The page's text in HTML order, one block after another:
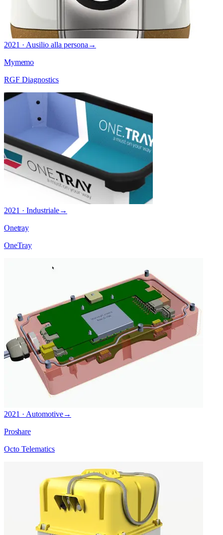
2021 · Ausilio alla persona →
Mymemo
RGF Diagnostics
2021 · Industriale→
Onetray
OneTray
2021 · Automotive→
Proshare
Octo Telematics